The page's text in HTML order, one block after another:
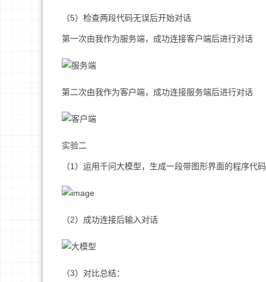
（5）检查两段代码无误后开始对话
第一次由我作为服务端，成功连接客户端后进行对话
第二次由我作为客户端，成功连接服务端后进行对话
实验二
（1）运用千问大模型，生成一段带图形界面的程序代码
（2）成功连接后输入对话
（3）对比总结：